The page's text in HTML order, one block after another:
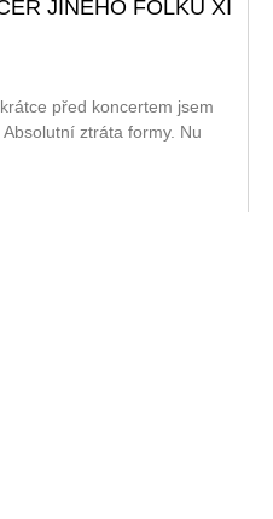
JINÉHO FOLKU XI
před koncertem jsem
ztráta formy. Nu